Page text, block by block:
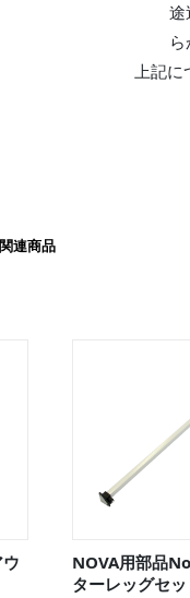
途
上記に
連商品
NOVA用部品
ターレッグセッ